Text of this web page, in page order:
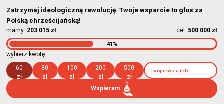
Zatrzymaj ideologiczną rewolucję. Twoje wsparcie to głos za
Polską chrześcijańską!
mamy: 203 015 zł cel: 500 000 zł
41%
wybierz kwotę:
60
zł
80
zł
100
zł
200
zł
500
zł
Wspieram